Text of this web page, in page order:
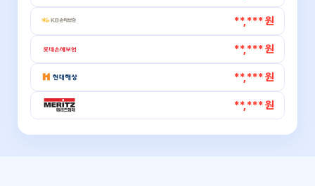
**,*** 원
**,*** 원
**,*** 원
**,*** 원